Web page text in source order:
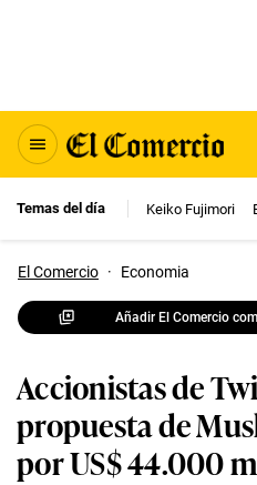
Temas del día Keiko Fujimori
El Comercio · Economia
Añadir El Comercio
Accionistas de
propuesta de
por US$ 44.000